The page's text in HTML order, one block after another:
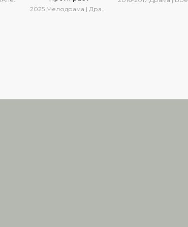
2025 Мелодрама | Драма | SesDizi | Ирина Котова | AlisaDirilis | Turok1990 | Новинки | Сериалы 2025